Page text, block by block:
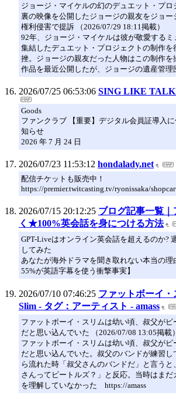
ジョージ・マイケルの幻のデュエット・プ
裏の映像を公開したジョージの親友をジョー
権利侵害で提訴 （2026/07/29 18:11掲載）
92年、ジョージ・マイケルは彼が敬愛する
集結したデュエット・プロジェクトの制作を
挫。ジョージの親友だった人物はこの制作を
作品を最近公開したが、ジョージの遺産管理
2026/07/25 06:53:06 SING LIKE
Goods
ファンクラブ 【重要】デジタル会員証導入
知らせ
2026 年 7 月 24 日
2026/07/23 11:53:12 hondalady.net
配信チケットも販売中！
https://premier.twitcasting.tv/ryonissaka/
2026/07/15 20:12:25 ブログ記事一覧
く★100%英会話を身につける方法
GPT-Liveはオンライン英会話を超えるのか?
してみた
あなたが海外ドラマを聞き取れない本当の理
55%が英語字幕を使う衝撃事実】
2026/07/10 07:46:25 ファットボーイ・
Slim - タグ：アーティスト - amass
ファットボーイ・スリムは幼い頃、叔父がビ
だと思い込んでいた （2026/07/08 13:05掲載）
ファットボーイ・スリムは幼い頃、叔父がビ
だと思い込んでいた。叔父のバンドが練習
ら流れた時「叔父さんのバンドだ」と言うと
さんってビートルズ？」と反応。当時はま
を理解していなかった https://amass